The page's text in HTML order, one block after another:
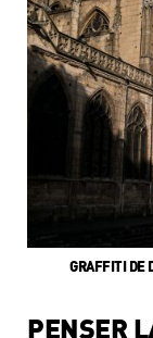
GRAFFITI DE
PENSER